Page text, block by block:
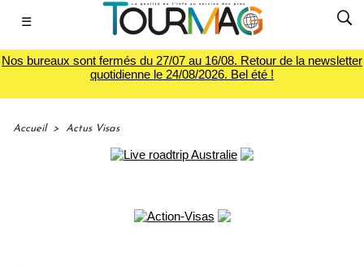
☰
Nos bureaux sont fermés du 27/07 au 16/08. Retour de la newsletter
quotidienne le 24/08/2026. Bel été !
Accueil > Actus Visas